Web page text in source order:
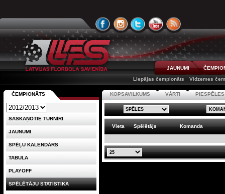
JAUNUMI
Liepājas čempionāts
Vidzemes
KOPSAVILKUMS VĀRTI PIESPĒLES
Vieta Spēlētājs Komanda
ČEMPIONĀTS
SASKAŅOTIE TURNĪRI
JAUNUMI
SPĒĻU KALENDĀRS
TABULA
PLAYOFF
SPĒLĒTĀJU STATISTIKA